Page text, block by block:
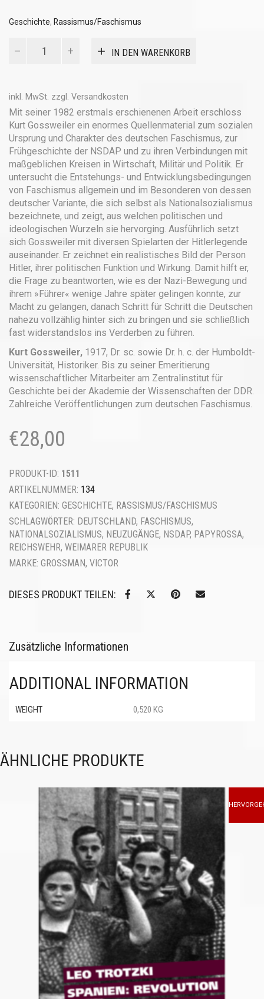
Geschichte, Rassismus/Faschismus
Reichswehr
Menge
IN DEN WARENKORB
inkl. MwSt. zzgl. Versandkosten
Mit seiner 1982 erstmals erschienenen Arbeit erschloss
Kurt Gossweiler ein enormes Quellenmaterial zum sozialen
Ursprung und Charakter des deutschen Faschismus, zur
Frühgeschichte der NSDAP und zu ihren Verbindungen mit
maßgeblichen Kreisen in Wirtschaft, Militär und Politik. Er
untersucht die Entstehungs- und Entwicklungsbedingungen
von Faschismus allgemein und im Besonderen von dessen
deutscher Variante, die sich selbst als Nationalsozialismus
bezeichnete, und zeigt, aus welchen politischen und
ideologischen Wurzeln sie hervorging. Ausführlich setzt
sich Gossweiler mit diversen Spielarten der Hitlerlegende
auseinander. Er zeichnet ein realistisches Bild der Person
Hitler, ihrer politischen Funktion und Wirkung. Damit hilft er,
die Frage zu beantworten, wie es der Nazi-Bewegung und
ihrem »Führer« wenige Jahre später gelingen konnte, zur
Macht zu gelangen, danach Schritt für Schritt die Deutschen
nahezu vollzählig hinter sich zu bringen und sie schließlich
fast widerstandslos ins Verderben zu führen.
Kurt Gossweiler, 1917, Dr. sc. sowie Dr. h. c. der Humboldt-
Universität, Historiker. Bis zu seiner Emeritierung
wissenschaftlicher Mitarbeiter am Zentralinstitut für
Geschichte bei der Akademie der Wissenschaften der DDR.
Zahlreiche Veröffentlichungen zum deutschen Faschismus.
€28,00
PRODUKT-ID: 1511
ARTIKELNUMMER: 134
KATEGORIEN: GESCHICHTE, RASSISMUS/FASCHISMUS
SCHLAGWÖRTER: DEUTSCHLAND, FASCHISMUS,
NATIONALSOZIALISMUS, NEUZUGÄNGE, NSDAP, PAPYROSSA,
REICHSWEHR, WEIMARER REPUBLIK
MARKE: GROSSMAN, VICTOR
DIESES PRODUKT TEILEN:
Zusätzliche Informationen
ADDITIONAL INFORMATION
WEIGHT 0,520 KG
ÄHNLICHE PRODUKTE